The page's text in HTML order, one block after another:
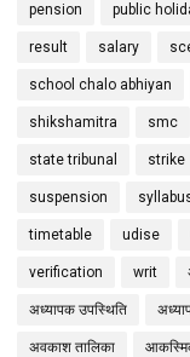
pension public
result salary
school chalo abhiyan
shikshamitra smc
state tribunal strike
suspension
timetable udise
verification writ
अध्यापक उपस्थिति
अवकाश तालिका